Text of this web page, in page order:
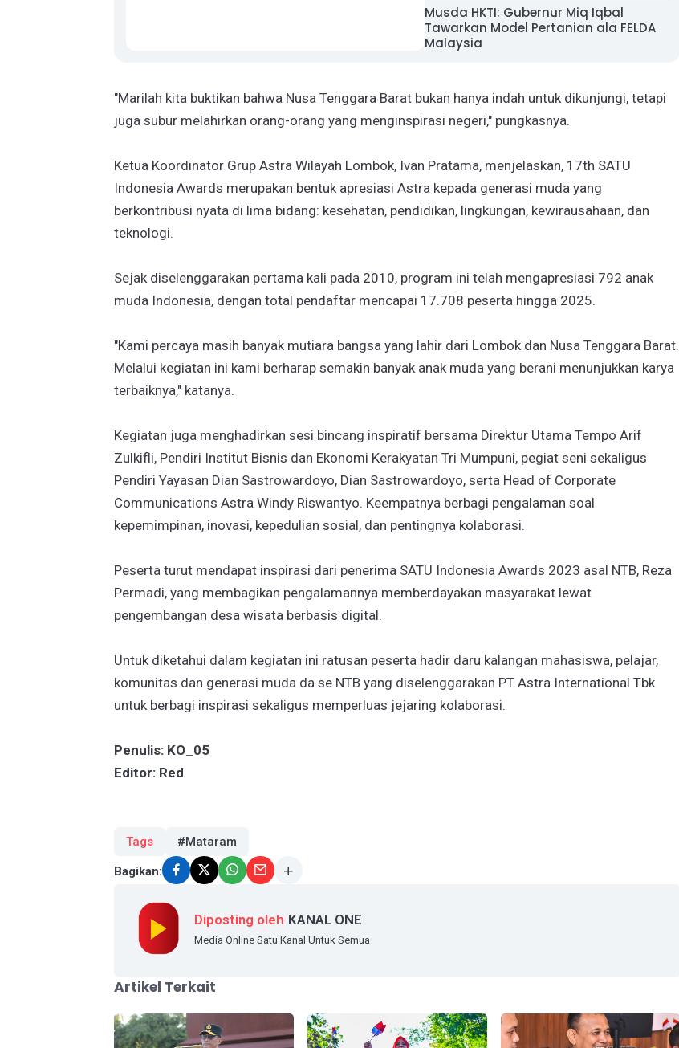
Musda HKTI: Gubernur Miq Iqbal
Tawarkan Model Pertanian ala FELDA
Malaysia
"Marilah kita buktikan bahwa Nusa Tenggara Barat bukan hanya indah untuk dikunjungi, tetapi
juga subur melahirkan orang-orang yang menginspirasi negeri," pungkasnya.
Ketua Koordinator Grup Astra Wilayah Lombok, Ivan Pratama, menjelaskan, 17th SATU
Indonesia Awards merupakan bentuk apresiasi Astra kepada generasi muda yang
berkontribusi nyata di lima bidang: kesehatan, pendidikan, lingkungan, kewirausahaan, dan
teknologi.
Sejak diselenggarakan pertama kali pada 2010, program ini telah mengapresiasi 792 anak
muda Indonesia, dengan total pendaftar mencapai 17.708 peserta hingga 2025.
"Kami percaya masih banyak mutiara bangsa yang lahir dari Lombok dan Nusa Tenggara Barat.
Melalui kegiatan ini kami berharap semakin banyak anak muda yang berani menunjukkan karya
terbaiknya," katanya.
Kegiatan juga menghadirkan sesi bincang inspiratif bersama Direktur Utama Tempo Arif
Zulkifli, Pendiri Institut Bisnis dan Ekonomi Kerakyatan Tri Mumpuni, pegiat seni sekaligus
Pendiri Yayasan Dian Sastrowardoyo, Dian Sastrowardoyo, serta Head of Corporate
Communications Astra Windy Riswantyo. Keempatnya berbagi pengalaman soal
kepemimpinan, inovasi, kepedulian sosial, dan pentingnya kolaborasi.
Peserta turut mendapat inspirasi dari penerima SATU Indonesia Awards 2023 asal NTB, Reza
Permadi, yang membagikan pengalamannya memberdayakan masyarakat lewat
pengembangan desa wisata berbasis digital.
Untuk diketahui dalam kegiatan ini ratusan peserta hadir daru kalangan mahasiswa, pelajar,
komunitas dan generasi muda da se NTB yang diselenggarakan PT Astra International Tbk
untuk berbagi inspirasi sekaligus memperluas jejaring kolaborasi.
Penulis: KO_05
Editor: Red
Tags #Mataram
Bagikan:
Diposting oleh KANAL ONE
Media Online Satu Kanal Untuk Semua
Artikel Terkait